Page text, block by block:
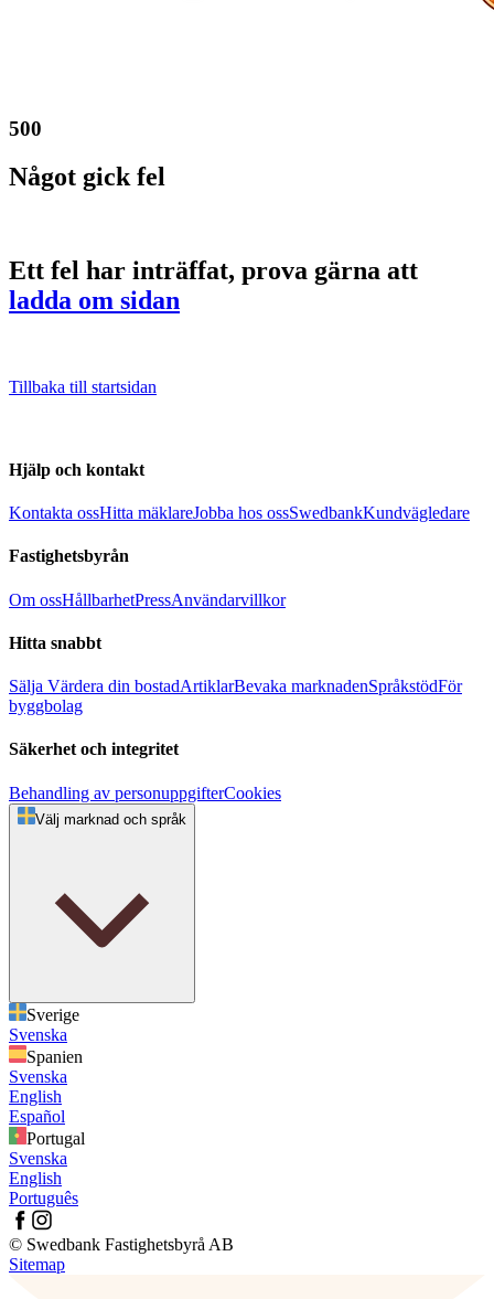
500
Något gick fel
Ett fel har inträffat, prova gärna att
ladda om sidan
Tillbaka till startsidan
Hjälp och kontakt
Kontakta ossHitta mäklareJobba hos ossSwedbankKundvägledare
Fastighetsbyrån
Om ossHållbarhetPressAnvändarvillkor
Hitta snabbt
Sälja Värdera din bostadArtiklarBevaka marknadenSpråkstödFör
byggbolag
Säkerhet och integritet
Behandling av personuppgifterCookies
Välj marknad och språk
Sverige
Svenska
Spanien
Svenska
English
Español
Portugal
Svenska
English
Português
© Swedbank Fastighetsbyrå AB
Sitemap